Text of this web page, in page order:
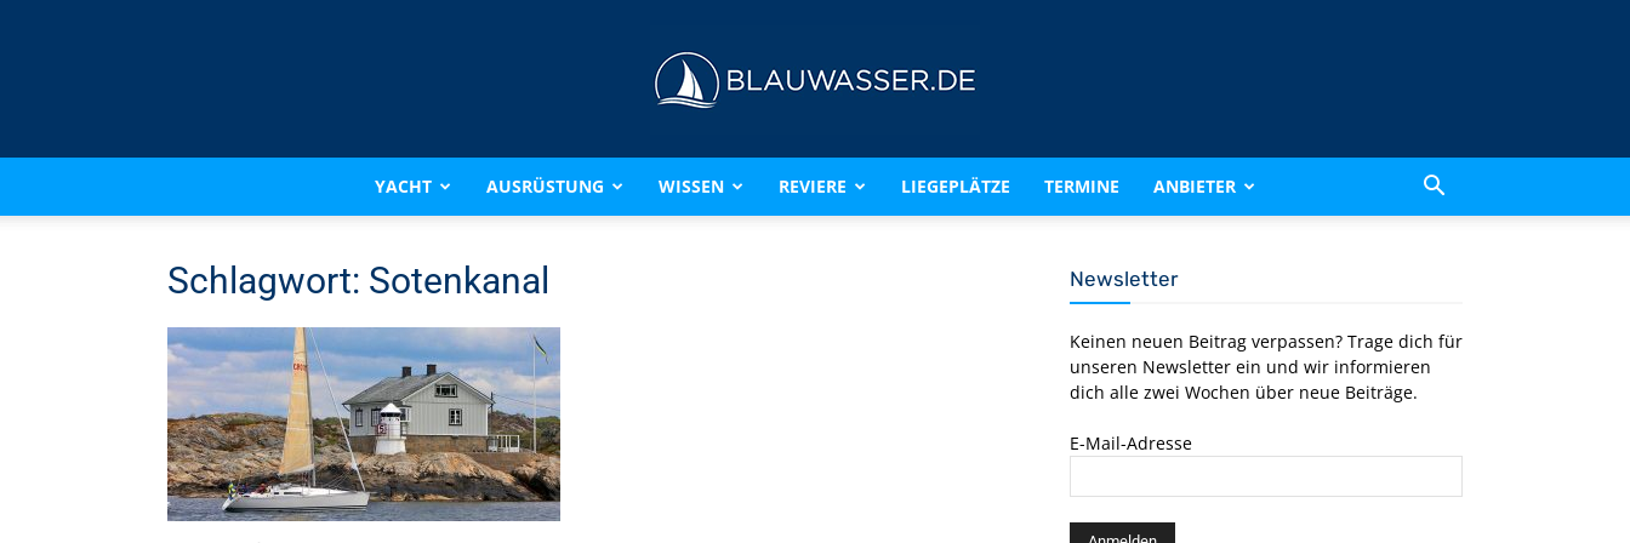
BLAUWASSER.DE
YACHT AUSRÜSTUNG WISSEN REVIERE LIEGEPLÄTZE TERMINE ANBIETER
Schlagwort: Sotenkanal Newsletter
Keinen neuen Beitrag verpassen? Trage dich für
unseren Newsletter ein und wir informieren
dich alle zwei Wochen über neue Beiträge.
E-Mail-Adresse